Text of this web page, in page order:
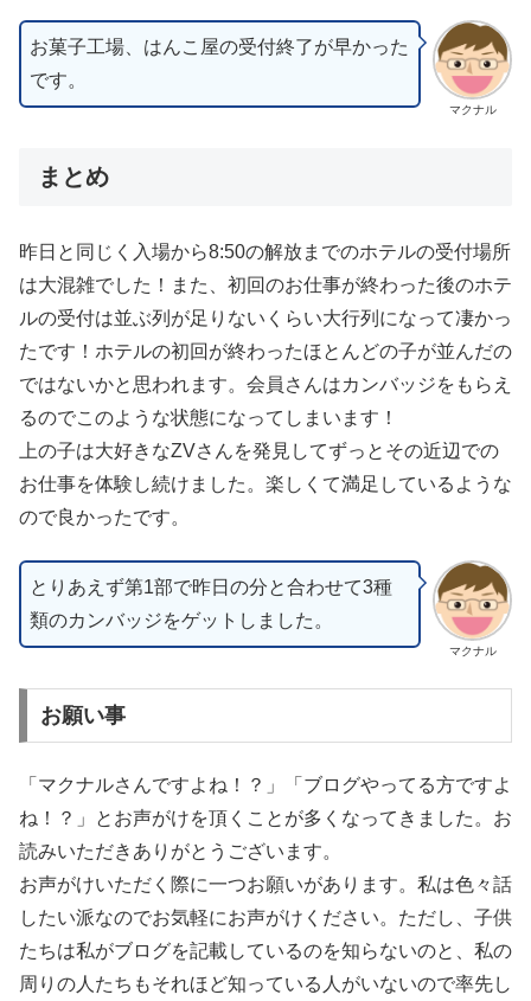
マクナル
お菓子工場、はんこ屋の受付終了が早かった
です。
まとめ
昨日と同じく入場から8:50の解放までのホテルの受付場所
は大混雑でした！また、初回のお仕事が終わった後のホテ
ルの受付は並ぶ列が足りないくらい大行列になって凄かっ
たです！ホテルの初回が終わったほとんどの子が並んだの
ではないかと思われます。会員さんはカンバッジをもらえ
るのでこのような状態になってしまいます！
上の子は大好きなZVさんを発見してずっとその近辺での
お仕事を体験し続けました。楽しくて満足しているような
ので良かったです。
マクナル
とりあえず第1部で昨日の分と合わせて3種
類のカンバッジをゲットしました。
お願い事
「マクナルさんですよね！？」「ブログやってる方ですよ
ね！？」とお声がけを頂くことが多くなってきました。お
読みいただきありがとうございます。
お声がけいただく際に一つお願いがあります。私は色々話
したい派なのでお気軽にお声がけください。ただし、子供
たちは私がブログを記載しているのを知らないのと、私の
周りの人たちもそれほど知っている人がいないので率先し